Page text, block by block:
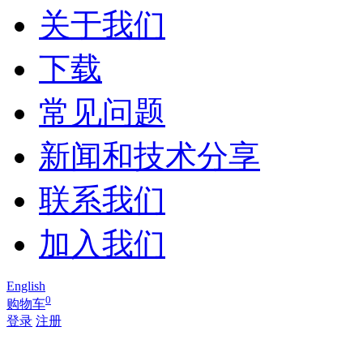
关于我们
下载
常见问题
新闻和技术分享
联系我们
加入我们
English
购物车0
登录 注册